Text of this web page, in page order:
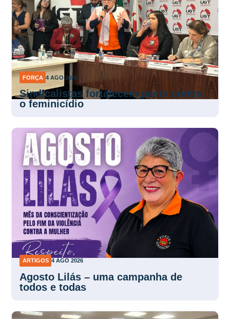
FORÇA 4 AGO 2026
Sindicalistas fortalecem pacto contra
o feminicídio
ARTIGOS 4 AGO 2026
Agosto Lilás – uma campanha de
todos e todas